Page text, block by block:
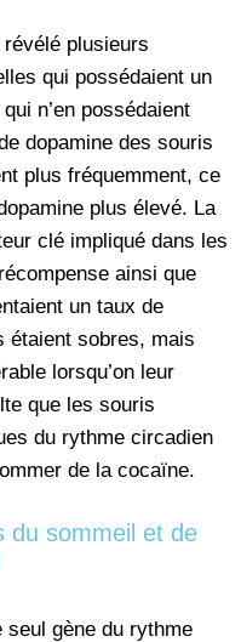
révélé plusieurs
qui possédaient un
n’en possédaient
dopamine des souris
plus fréquemment, ce
plus élevé. La
clé impliqué dans les
ainsi que
un taux de
étaient sobres, mais
lorsqu’on leur
que les souris
du rythme circadien
de la cocaïne.
du sommeil et de
seul gène du rythme